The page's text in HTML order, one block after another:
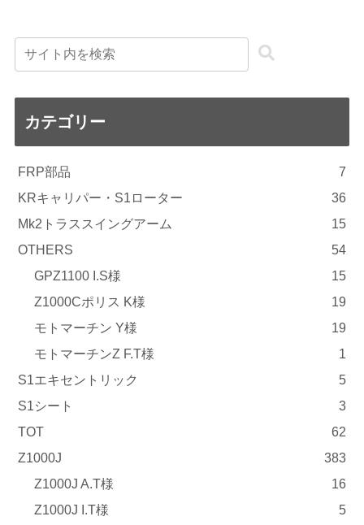
カテゴリー
FRP部品
7
KRキャリパー・S1ローター
36
Mk2トラススイングアーム
15
OTHERS
54
GPZ1100 I.S様
15
Z1000Cポリス K様
19
モトマーチン Y様
19
モトマーチンZ F.T様
1
S1エキセントリック
5
S1シート
3
TOT
62
Z1000J
383
Z1000J A.T様
16
Z1000J I.T様
5